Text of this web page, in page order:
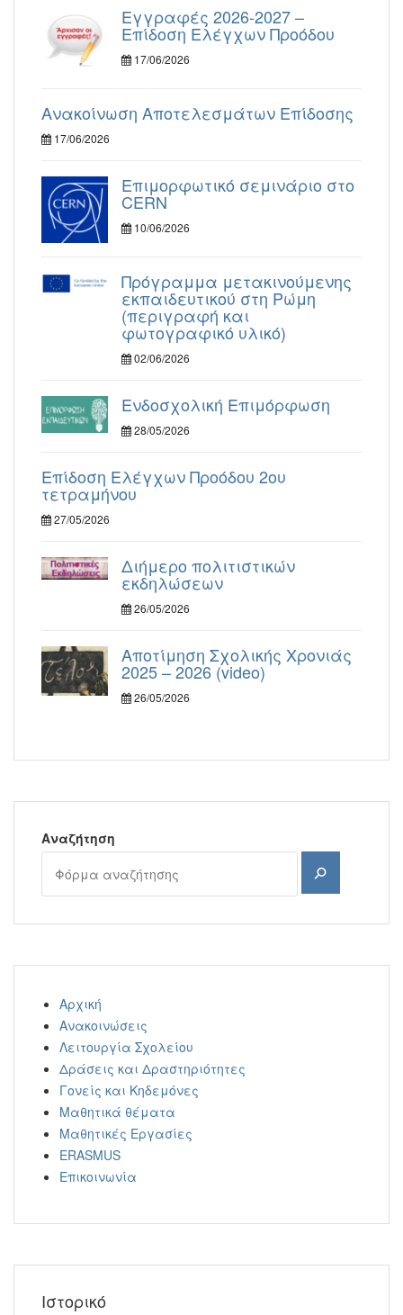
Εγγραφές 2026-2027 –
Επίδοση Ελέγχων Προόδου
17/06/2026
Ανακοίνωση Αποτελεσμάτων Επίδοσης
17/06/2026
Επιμορφωτικό σεμινάριο στο
CERN
10/06/2026
Πρόγραμμα μετακινούμενης
εκπαιδευτικού στη Ρώμη
(περιγραφή και
φωτογραφικό υλικό)
02/06/2026
Ενδοσχολική Επιμόρφωση
28/05/2026
Επίδοση Ελέγχων Προόδου 2ου
τετραμήνου
27/05/2026
Διήμερο πολιτιστικών
εκδηλώσεων
26/05/2026
Αποτίμηση Σχολικής Χρονιάς
2025 – 2026 (video)
26/05/2026
Αναζήτηση
Αναζήτηση
Αρχική
Ανακοινώσεις
Λειτουργία Σχολείου
Δράσεις και Δραστηριότητες
Γονείς και Κηδεμόνες
Μαθητικά θέματα
Μαθητικές Εργασίες
ERASMUS
Επικοινωνία
Ιστορικό